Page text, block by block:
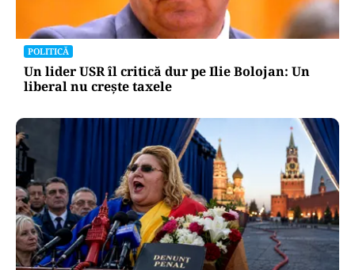
POLITICĂ
Un lider USR îl critică dur pe Ilie Bolojan: Un
liberal nu crește taxele